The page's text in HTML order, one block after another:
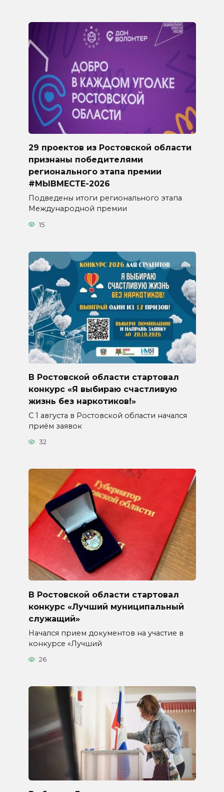
29 проектов из Ростовской области
признаны победителями
регионального этапа премии
#МЫВМЕСТЕ-2026
Подведены итоги регионального этапа
Международной премии
15
В Ростовской области стартовал
конкурс «Я выбираю счастливую
жизнь без наркотиков!»
С 1 августа в Ростовской области начался
приём заявок
32
В Ростовской области стартовал
конкурс «Лучший муниципальный
служащий»
Начался прием документов на участие в
конкурсе «Лучший
26